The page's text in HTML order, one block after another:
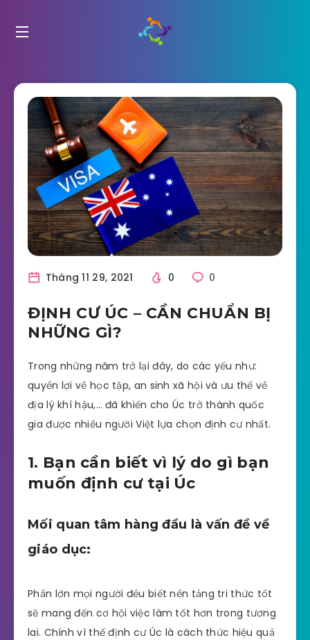
Tháng 11 29, 2021 0 0
ĐỊNH CƯ ÚC – CẦN CHUẨN BỊ
NHỮNG GÌ?
Trong những năm trở lại đây, do các yếu như:
quyền lợi về học tập, an sinh xã hội và ưu thế về
địa lý khí hậu,… đã khiến cho Úc trở thành quốc
gia được nhiều người Việt lựa chọn định cư nhất.
1. Bạn cần biết vì lý do gì bạn
muốn định cư tại Úc
Mối quan tâm hàng đầu là vấn đề về
giáo dục:
Phần lớn mọi người đều biết nền tảng tri thức tốt
sẽ mang đến cơ hội việc làm tốt hơn trong tương
lai. Chính vì thế định cư Úc là cách thức hiệu quả